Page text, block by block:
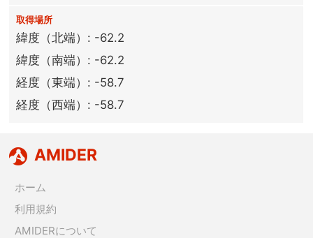
取得場所
緯度（北端）: -62.2
緯度（南端）: -62.2
経度（東端）: -58.7
経度（西端）: -58.7
AMIDER
ホーム
利用規約
AMIDERについて